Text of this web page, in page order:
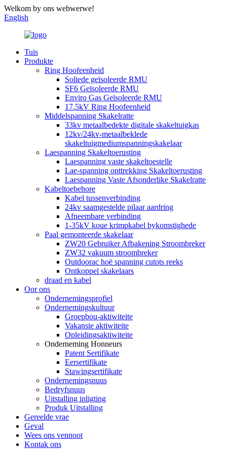
Welkom by ons webwerwe!
English
Tuis
Produkte
Ring Hoofeenheid
Soliede geïsoleerde RMU
SF6 Geïsoleerde RMU
Enviro Gas Geïsoleerde RMU
17.5kV Ring Hoofeenheid
Middelspanning Skakelratte
33kv metaalbedekte digitale skakeltuigkas
12kv/24kv-metaalbeklede
skakeltuigmediumspanningskakelaar
Laespanning Skakeltoerusting
Laespanning vaste skakeltoestelle
Lae-spanning onttrekking Skakeltoerusting
Laespanning Vaste Afsonderlike Skakelratte
Kabeltoebehore
Kabel tussenverbinding
24kv saamgestelde pilaar aardring
Afneembare verbinding
1-35kV koue krimpkabel bykomstighede
Paal gemonteerde skakelaar
ZW20 Gebruiker Afbakening Stroombreker
ZW32 vakuum stroombreker
Outdoorac hoë spanning cutots reeks
Ontkoppel skakelaars
draad en kabel
Oor ons
Ondernemingsprofiel
Ondernemingskultuur
Groepbou-aktiwiteite
Vakansie aktiwiteite
Opleidingsaktiwiteite
Onderneming Honneurs
Patent Sertifikate
Eersertifikate
Stawingsertifikate
Ondernemingsnuus
Bedryfsnuus
Uitstalling inligting
Produk Uitstalling
Gereelde vrae
Geval
Wees ons vennoot
Kontak ons